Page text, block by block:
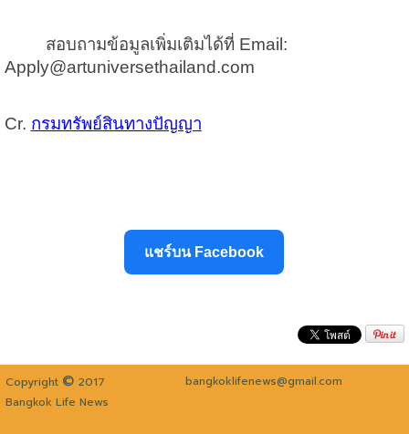
สอบถามข้อมูลเพิ่มเติมได้ที่ Email:
Apply@artuniversethailand.com
Cr. กรมทรัพย์สินทางปัญญา
แชร์บน Facebook
Copyright © 2017
bangkoklifenews@gmail.com
Bangkok Life News